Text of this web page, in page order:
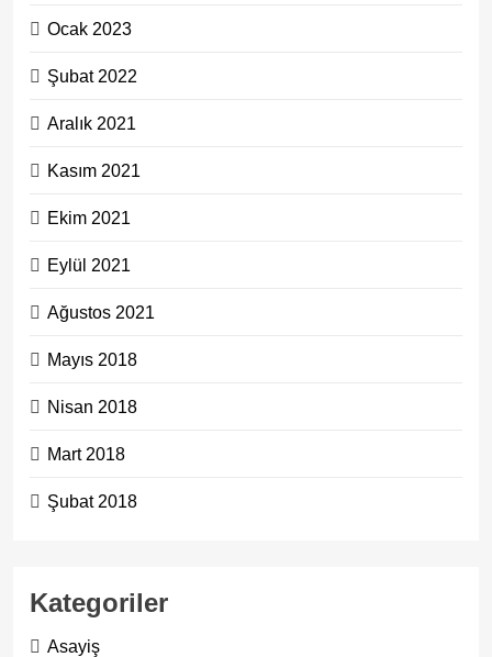
Ocak 2023
Şubat 2022
Aralık 2021
Kasım 2021
Ekim 2021
Eylül 2021
Ağustos 2021
Mayıs 2018
Nisan 2018
Mart 2018
Şubat 2018
Kategoriler
Asayiş